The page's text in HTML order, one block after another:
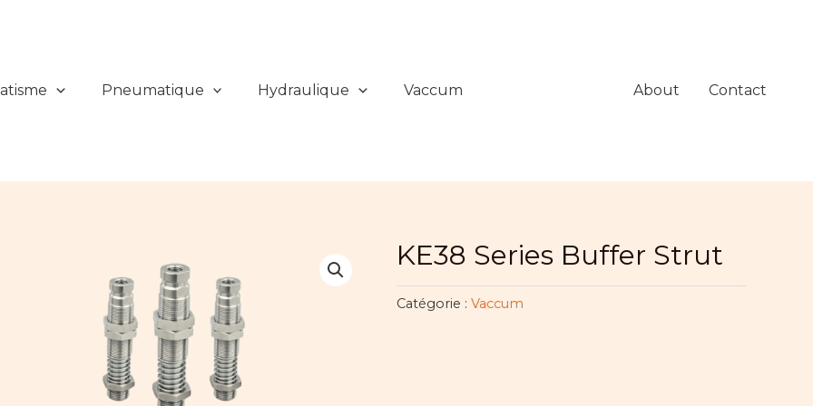
Pneumatique Hydraulique Vaccum About Contact
KE38 Series Buffer Strut
Catégorie :Vaccum